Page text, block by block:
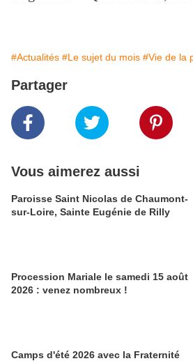
#Actualités #Le sujet du mois #Vie de la
Partager
Vous aimerez aussi
Paroisse Saint Nicolas de Chaumont-
sur-Loire, Sainte Eugénie de Rilly
Procession Mariale le samedi 15 août
2026 : venez nombreux !
Camps d'été 2026 avec la Fraternité